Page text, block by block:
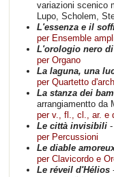
variazioni scenico
Lupo, Scholem,
L'essenza e il
per Ensemble
L'orologio nero di
per Organo
La laguna, una
per Quartetto
La stanza dei
arrangiamentto da
per v., fl., cl., ar. e
Le città invisibili
per Percussioni
Le diable
per Clavicordo e
Le réveil d'Hélios